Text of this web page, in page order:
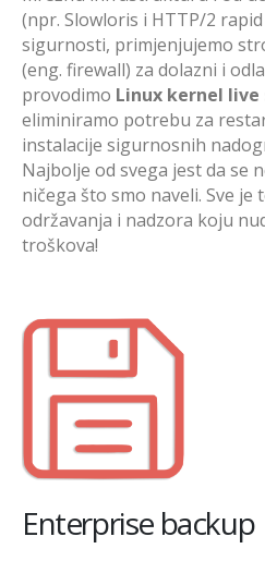
(npr. Slowloris i HTTP/2
sigurnosti, primjenjujemo
(eng. firewall) za dolazni i
provodimo Linux kernel
eliminiramo potrebu za
instalacije sigurnosnih
Najbolje od svega jest da se
ničega što smo naveli. Sve je
održavanja i nadzora koju
troškova!
Enterprise backup